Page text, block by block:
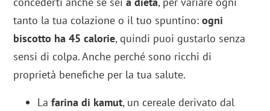
tanto la tua colazione o il tuo spuntino: ogni
biscotto ha 45 calorie, quindi puoi gustarlo senza
sensi di colpa. Anche perché sono ricchi di
proprietà benefiche per la tua salute.
Lafarina di kamut, un cereale derivato dal